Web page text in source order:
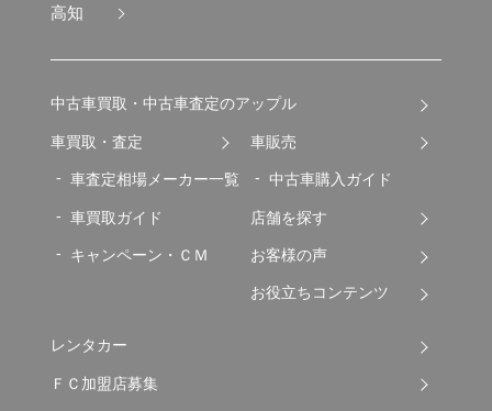
高知
中古車買取・中古車査定のアップル
車買取・査定
車査定相場メーカー一覧
車買取ガイド
キャンペーン・ＣＭ
車販売
中古車購入ガイド
店舗を探す
お客様の声
お役立ちコンテンツ
レンタカー
ＦＣ加盟店募集